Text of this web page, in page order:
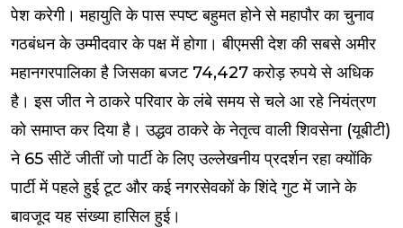
पेश करेगी। महायुति के पास स्पष्ट बहुमत होने से महापौर का चुनाव
गठबंधन के उम्मीदवार के पक्ष में होगा। बीएमसी देश की सबसे अमीर
महानगरपालिका है जिसका बजट 74,427 करोड़ रुपये से अधिक
है। इस जीत ने ठाकरे परिवार के लंबे समय से चले आ रहे नियंत्रण
को समाप्त कर दिया है। उद्धव ठाकरे के नेतृत्व वाली शिवसेना (यूबीटी)
ने 65 सीटें जीतीं जो पार्टी के लिए उल्लेखनीय प्रदर्शन रहा क्योंकि
पार्टी में पहले हुई टूट और कई नगरसेवकों के शिंदे गुट में जाने के
बावजूद यह संख्या हासिल हुई।